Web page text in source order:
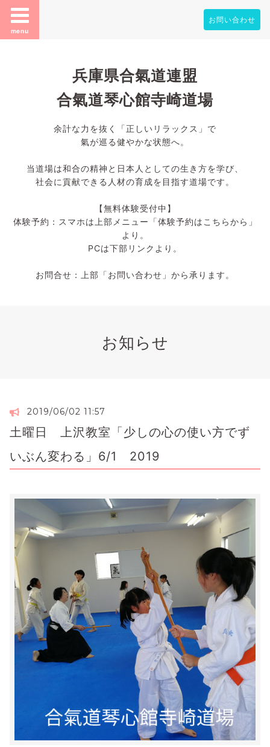
menu
お問い合わせ
兵庫県合氣道連盟
合氣道琴心館寺崎道場
余計な力を抜く「正しいリラックス」で
氣が巡る健やかな状態へ。
当道場は和合の精神と日本人としての生き方を学び、
社会に貢献できる人材の育成を目指す道場です。
【無料体験受付中】
体験予約：スマホは上部メニュー「体験予約はこちらから」
より。
PCは下部リンクより。
お問合せ：上部「お問い合わせ」から承ります。
お知らせ
2019/06/02 11:57
土曜日 上沢教室「少しの心の使い方でず
いぶん変わる」6/1 2019